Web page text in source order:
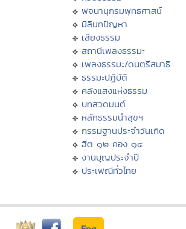
พจนานุกรมพุทธศาสน์
มิลินทปัญหา
เสียงธรรม
สถานีเพลงธรรมะ
เพลงธรรมะ/ดนตรีสมาธิ
ธรรมะปฏิบัติ
คลังแสงแห่งธรรม
บทสวดมนต์
หลักธรรมนำสุขฯ
กรรมฐานประจำวันเกิด
ฮีต ๑๒ คอง ๑๔
งานบุญประจำปี
ประเพณีทั่วไทย